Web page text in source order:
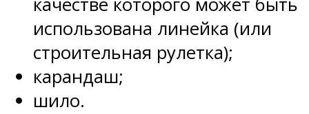
использована линейка (или
строительная рулетка);
карандаш;
шило.